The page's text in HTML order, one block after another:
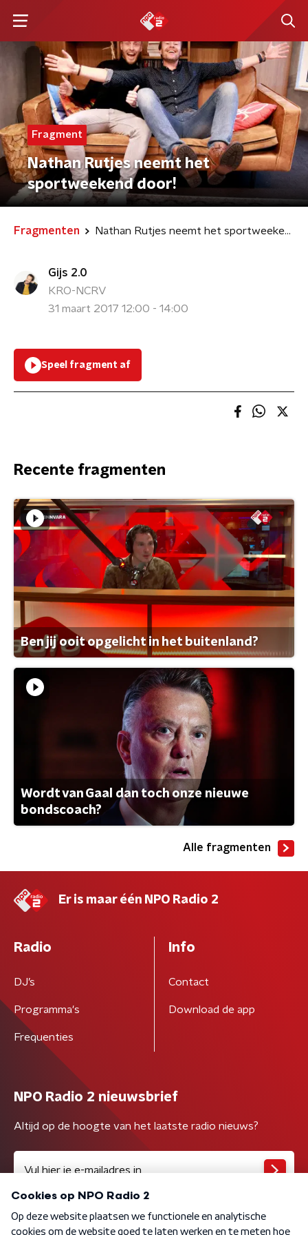
Fragment
Nathan Rutjes neemt het
sportweekend door!
Fragmenten Nathan Rutjes neemt het sportweekend door!
Gijs 2.0
KRO-NCRV
31 maart 2017 12:00 - 14:00
Speel fragment af
Recente fragmenten
Ben jij ooit opgelicht in het buitenland?
Wordt van Gaal dan toch onze nieuwe
bondscoach?
Alle fragmenten
Er is maar één NPO Radio 2
Radio
DJ’s
Programma's
Frequenties
Info
Contact
Download de app
NPO Radio 2 nieuwsbrief
Altijd op de hoogte van het laatste radio nieuws?